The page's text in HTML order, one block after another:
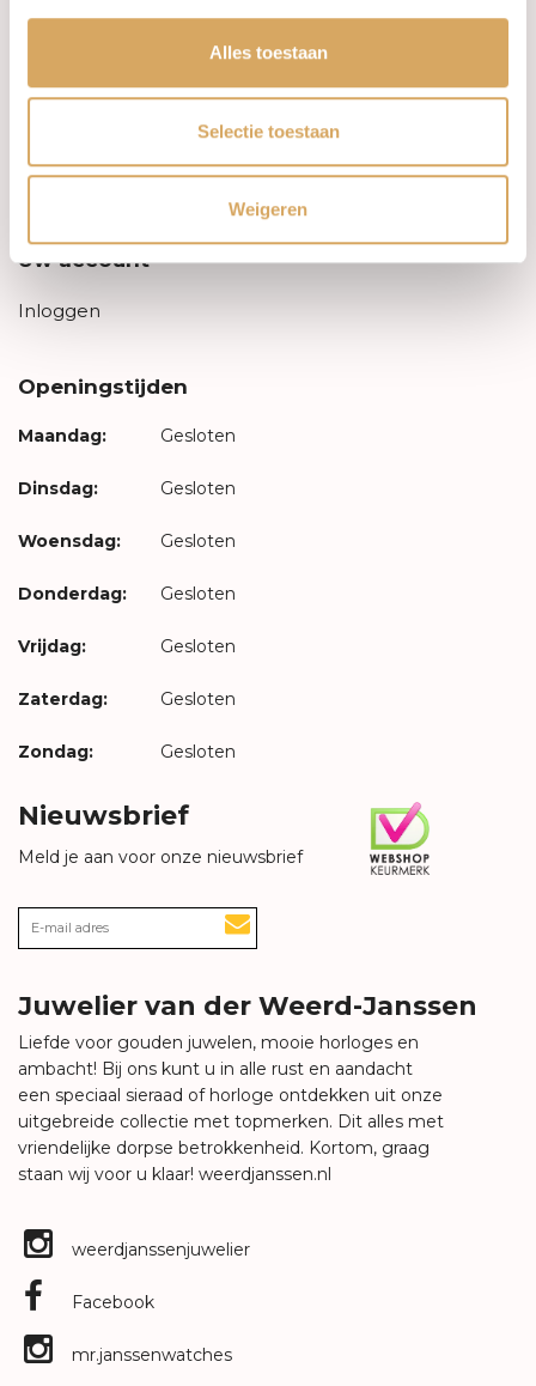
Alles toestaan
Selectie toestaan
Weigeren
Leveringsvoorwaarden
Privacy Policy
Uw account
Inloggen
Openingstijden
Maandag: Gesloten
Dinsdag: Gesloten
Woensdag: Gesloten
Donderdag: Gesloten
Vrijdag: Gesloten
Zaterdag: Gesloten
Zondag: Gesloten
Nieuwsbrief
Meld je aan voor onze nieuwsbrief
Juwelier van der Weerd-Janssen
Liefde voor gouden juwelen, mooie horloges en
ambacht! Bij ons kunt u in alle rust en aandacht
een speciaal sieraad of horloge ontdekken uit onze
uitgebreide collectie met topmerken. Dit alles met
vriendelijke dorpse betrokkenheid. Kortom, graag
staan wij voor u klaar! weerdjanssen.nl
weerdjanssenjuwelier
Facebook
mr.janssenwatches